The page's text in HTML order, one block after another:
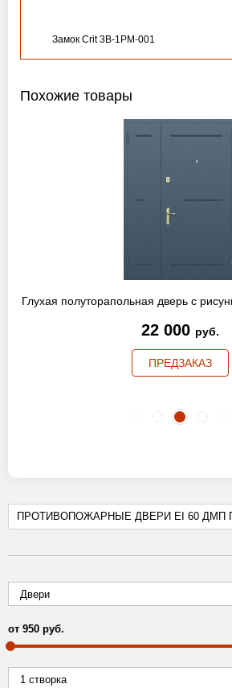
ПРОТИВОПОЖАРНЫЕ ДВЕРИ EI 60 ДМП
от 950 руб.
Замок Crit 3B-1PM-001
Похожие товары
Глухая полуторапольная дверь с
22 000 руб.
ПРЕДЗАКАЗ